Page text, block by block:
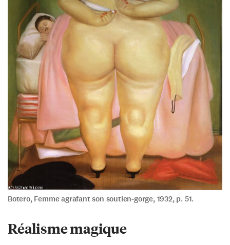
Botero, Femme agrafant son soutien-gorge, 1932, p. 51.
Réalisme magique